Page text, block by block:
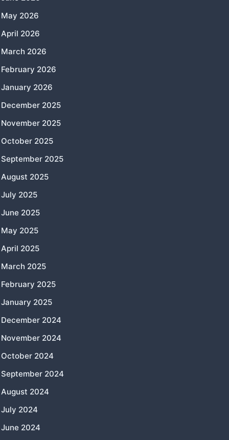
May 2026
April 2026
March 2026
February 2026
January 2026
December 2025
November 2025
October 2025
September 2025
August 2025
July 2025
June 2025
May 2025
April 2025
March 2025
February 2025
January 2025
December 2024
November 2024
October 2024
September 2024
August 2024
July 2024
June 2024